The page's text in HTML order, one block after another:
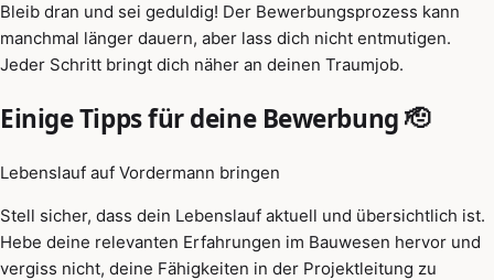
Bleib dran und sei geduldig! Der Bewerbungsprozess kann
manchmal länger dauern, aber lass dich nicht entmutigen.
Jeder Schritt bringt dich näher an deinen Traumjob.
Einige Tipps für deine Bewerbung 🫡
Lebenslauf auf Vordermann bringen
Stell sicher, dass dein Lebenslauf aktuell und übersichtlich ist.
Hebe deine relevanten Erfahrungen im Bauwesen hervor und
vergiss nicht, deine Fähigkeiten in der Projektleitung zu